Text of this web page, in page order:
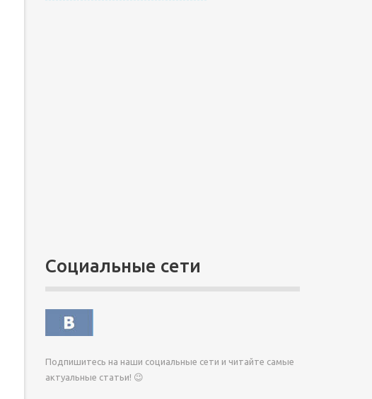
Социальные сети
Подпишитесь на наши социальные сети и читайте самые
актуальные статьи! 😉